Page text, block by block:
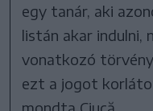
egy tanár, aki
listán akar indulni,
vonatkozó
ezt a jogot
mondta Ciucă.